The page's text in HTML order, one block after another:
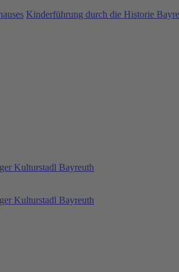
Kinderführung durch die Historie
Kulturstadl Bayreuth
Kulturstadl Bayreuth